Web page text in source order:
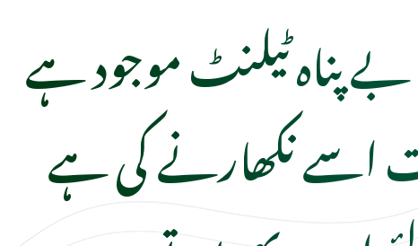
پناہ ٹیلنٹ موجود ہے
نکھارنے کی ہے